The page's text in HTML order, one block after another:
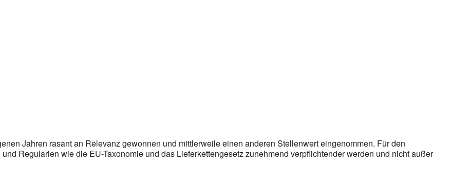
Jahren rasant an Relevanz gewonnen und mittlerweile einen anderen Stellenwert eingenommen. Für den
Regularien wie die EU-Taxonomie und das Lieferkettengesetz zunehmend verpflichtender werden und nicht außer